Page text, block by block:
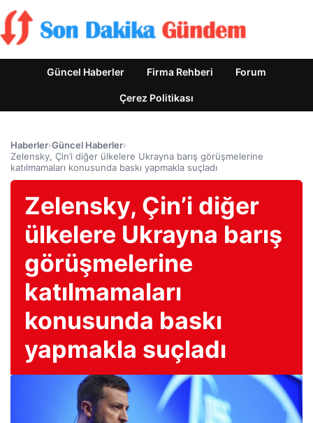
Güncel Haberler Firma Rehberi Forum
Çerez Politikası
Haberler›Güncel Haberler›
Zelensky, Çin’i diğer ülkelere Ukrayna barış görüşmelerine
katılmamaları konusunda baskı yapmakla suçladı
Zelensky, Çin’i diğer
ülkelere Ukrayna barış
görüşmelerine
katılmamaları
konusunda baskı
yapmakla suçladı